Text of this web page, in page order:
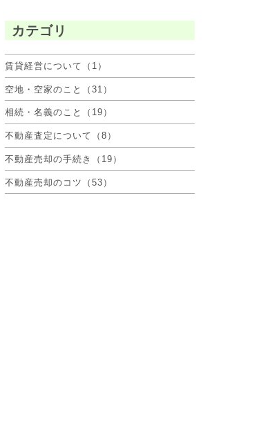
カテゴリ
賃貸経営について（1）
空地・空家のこと（31）
相続・名義のこと（19）
不動産査定について（8）
不動産売却の手続き（19）
不動産売却のコツ（53）